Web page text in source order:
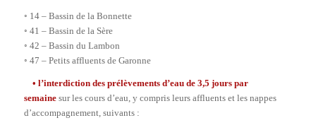
◦ 14 – Bassin de la Bonnette
◦ 41 – Bassin de la Sère
◦ 42 – Bassin du Lambon
◦ 47 – Petits affluents de Garonne
• l’interdiction des prélèvements d’eau de 3,5 jours par
semainesur les cours d’eau, y compris leurs affluents et les nappes
d’accompagnement, suivants :